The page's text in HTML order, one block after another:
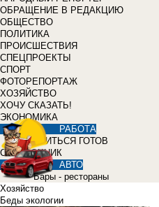
ОБРАЩЕНИЕ В РЕДАКЦИЮ
ОБЩЕСТВО
ПОЛИТИКА
ПРОИСШЕСТВИЯ
СПЕЦПРОЕКТЫ
СПОРТ
ФОТОРЕПОРТАЖ
ХОЗЯЙСТВО
ХОЧУ СКАЗАТЬ!
ЭКОНОМИКА
РАБОТА
УЧИТЬСЯ ГОТОВ
СПРАВОЧНИК
АВТО
Бары - рестораны
Хозяйство
Беды экологии